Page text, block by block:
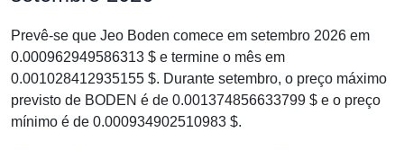
Prevê-se que Jeo Boden comece em setembro 2026 em
0.000962949586313 $ e termine o mês em
0.001028412935155 $. Durante setembro, o preço máximo
previsto de BODEN é de 0.001374856633799 $ e o preço
mínimo é de 0.000934902510983 $.